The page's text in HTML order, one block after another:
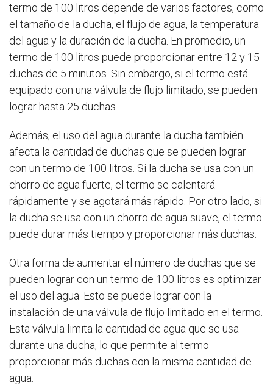
termo de 100 litros depende de varios factores, como
el tamaño de la ducha, el flujo de agua, la temperatura
del agua y la duración de la ducha. En promedio, un
termo de 100 litros puede proporcionar entre 12 y 15
duchas de 5 minutos. Sin embargo, si el termo está
equipado con una válvula de flujo limitado, se pueden
lograr hasta 25 duchas.
Además, el uso del agua durante la ducha también
afecta la cantidad de duchas que se pueden lograr
con un termo de 100 litros. Si la ducha se usa con un
chorro de agua fuerte, el termo se calentará
rápidamente y se agotará más rápido. Por otro lado, si
la ducha se usa con un chorro de agua suave, el termo
puede durar más tiempo y proporcionar más duchas.
Otra forma de aumentar el número de duchas que se
pueden lograr con un termo de 100 litros es optimizar
el uso del agua. Esto se puede lograr con la
instalación de una válvula de flujo limitado en el termo.
Esta válvula limita la cantidad de agua que se usa
durante una ducha, lo que permite al termo
proporcionar más duchas con la misma cantidad de
agua.